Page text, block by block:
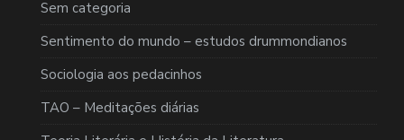
Sem categoria
Sentimento do mundo – estudos drummondianos
Sociologia aos pedacinhos
TAO – Meditações diárias